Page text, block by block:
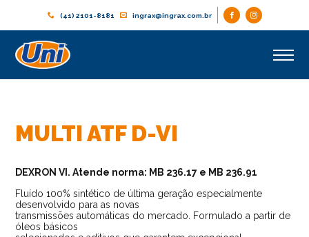
(41) 2101-8181 ingrax@ingrax.com.br
MULTI ATF D-VI
DEXRON VI. Atende norma: MB 236.17 e MB 236.91
Fluído 100% sintético de última geração especialmente
desenvolvido para as novas
transmissões automáticas do mercado. Formulado a partir de
óleos básicos